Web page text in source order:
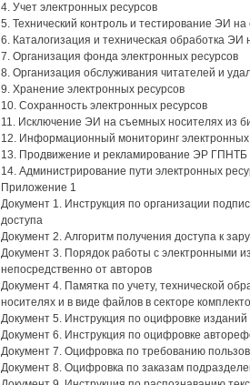
4. Учет электронных ресурсов
5. Технический контроль и тестирование ЭИ
6. Каталогизация и техническая обработка
7. Организация фонда электронных ресурсов
8. Организация обслуживания читателей и
9. Хранение электронных ресурсов
10. Сохранность электронных ресурсов
11. Исключение ЭИ на съемных носителях из
12. Информационный мониторинг электронных
13. Продвижение и рекламирование ЭР
14. Администрирование пути электронных
Приложение 1
Документ 1. Инструкция по организации
доступа
Документ 2. Алгоритм получения доступа к
Документ 3. Порядок работы с
непосредственно от авторов
Документ 4. Памятка по учету, технической
носителях и в виде файлов в секторе
Документ 5. Инструкция по оцифровке
Документ 6. Инструкция по оцифровке
Документ 7. Оцифровка по требованию
Документ 8. Оцифровка по заказам